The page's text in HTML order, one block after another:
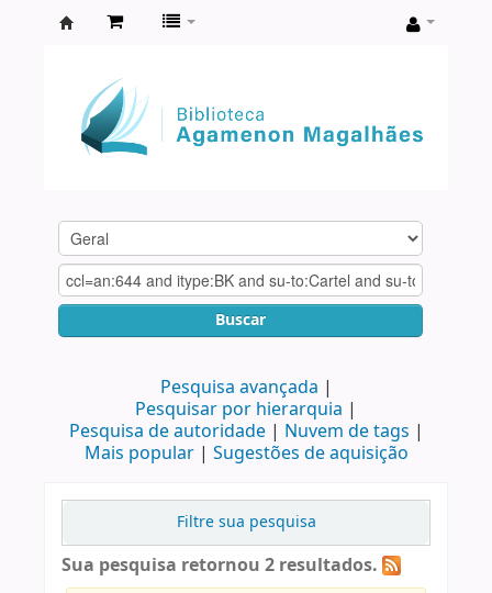
Agamenon
Magalhães
Buscar
Pesquisa avançada
Pesquisar por hierarquia
Pesquisa de autoridade
Nuvem de tags
Mais popular
Sugestões de aquisição
Filtre sua pesquisa
Sua pesquisa retornou 2 resultados.